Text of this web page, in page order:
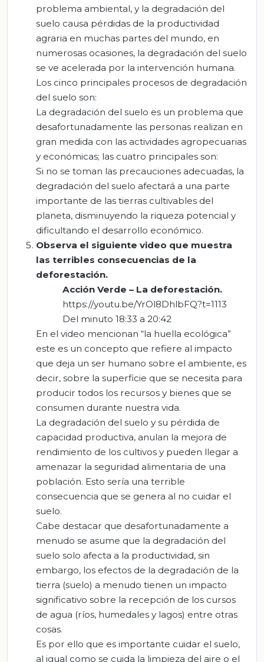
problema ambiental, y la degradación del
suelo causa pérdidas de la productividad
agraria en muchas partes del mundo, en
numerosas ocasiones, la degradación del suelo
se ve acelerada por la intervención humana.
Los cinco principales procesos de degradación
del suelo son:
La degradación del suelo es un problema que
desafortunadamente las personas realizan en
gran medida con las actividades agropecuarias
y económicas; las cuatro principales son:
Si no se toman las precauciones adecuadas, la
degradación del suelo afectará a una parte
importante de las tierras cultivables del
planeta, disminuyendo la riqueza potencial y
dificultando el desarrollo económico.
Observa el siguiente video que muestra
las terribles consecuencias de la
deforestación.
Acción Verde – La deforestación.
https://youtu.be/YrOl8DhlbFQ?t=1113
Del minuto 18:33 a 20:42
En el video mencionan “la huella ecológica”
este es un concepto que refiere al impacto
que deja un ser humano sobre el ambiente, es
decir, sobre la superficie que se necesita para
producir todos los recursos y bienes que se
consumen durante nuestra vida.
La degradación del suelo y su pérdida de
capacidad productiva, anulan la mejora de
rendimiento de los cultivos y pueden llegar a
amenazar la seguridad alimentaria de una
población. Esto sería una terrible
consecuencia que se genera al no cuidar el
suelo.
Cabe destacar que desafortunadamente a
menudo se asume que la degradación del
suelo solo afecta a la productividad, sin
embargo, los efectos de la degradación de la
tierra (suelo) a menudo tienen un impacto
significativo sobre la recepción de los cursos
de agua (ríos, humedales y lagos) entre otras
cosas.
Es por ello que es importante cuidar el suelo,
al igual como se cuida la limpieza del aire o el